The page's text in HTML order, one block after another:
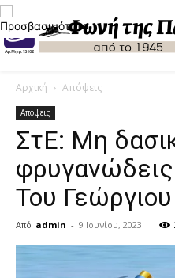
Αρχική Απόψεις
Απόψεις
ΣτΕ: Μη
Του
Από admin - 9 Ιουνίου, 2023